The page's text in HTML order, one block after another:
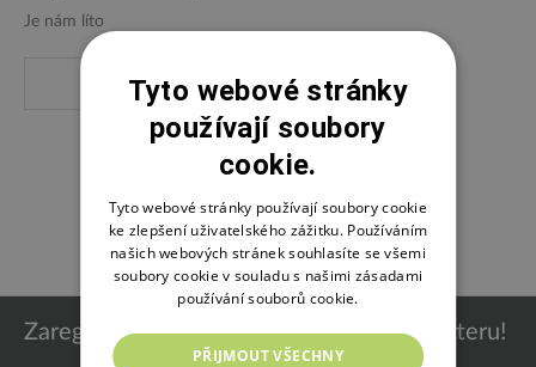
Je nám líto
Zaregistrujte se k odběru našeho newsletteru!
Tyto webové stránky
používají soubory
cookie.
Tyto webové stránky používají soubory cookie
ke zlepšení uživatelského zážitku. Používáním
našich webových stránek souhlasíte se všemi
soubory cookie v souladu s našimi zásadami
používání souborů cookie.
PŘIJMOUT VŠECHNY